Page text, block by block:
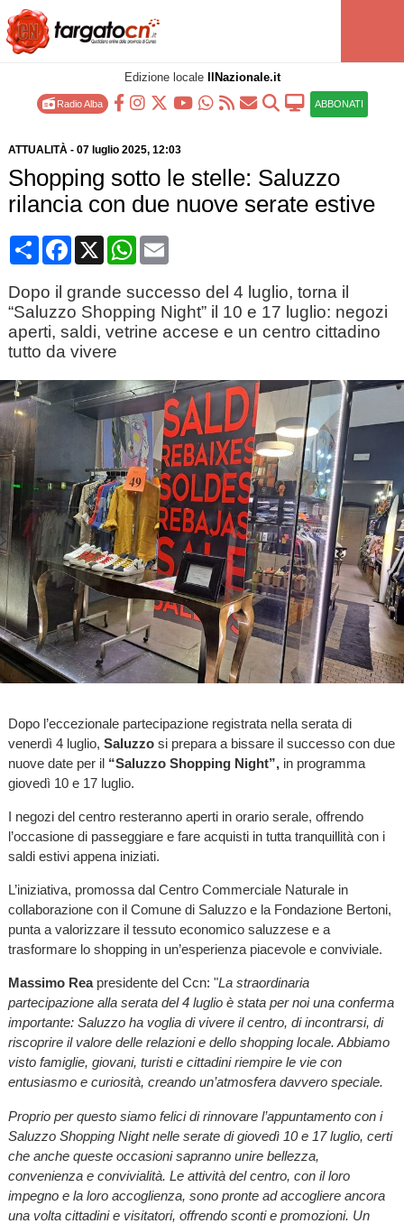
Edizione locale IlNazionale.it
Radio Alba ABBONATI
ATTUALITÀ- 07 luglio 2025, 12:03
Shopping sotto le stelle: Saluzzo
rilancia con due nuove serate estive
CondividiFacebook
X WhatsApp
Email
Dopo il grande successo del 4 luglio, torna il
“Saluzzo Shopping Night” il 10 e 17 luglio: negozi
aperti, saldi, vetrine accese e un centro cittadino
tutto da vivere
Dopo l’eccezionale partecipazione registrata nella serata di
venerdì 4 luglio, Saluzzosi prepara a bissare il successo con due
nuove date per il “Saluzzo Shopping Night”,in programma
giovedì 10 e 17 luglio.
I negozi del centro resteranno aperti in orario serale, offrendo
l’occasione di passeggiare e fare acquisti in tutta tranquillità con i
saldi estivi appena iniziati.
L’iniziativa, promossa dal Centro Commerciale Naturale in
collaborazione con il Comune di Saluzzo e la Fondazione Bertoni,
punta a valorizzare il tessuto economico saluzzese e a
trasformare lo shopping in un’esperienza piacevole e conviviale.
Massimo Reapresidente del Ccn: "La straordinaria
partecipazione alla serata del 4 luglio è stata per noi una conferma
importante: Saluzzo ha voglia di vivere il centro, di incontrarsi, di
riscoprire il valore delle relazioni e dello shopping locale. Abbiamo
visto famiglie, giovani, turisti e cittadini riempire le vie con
entusiasmo e curiosità, creando un’atmosfera davvero speciale.
Proprio per questo siamo felici di rinnovare l’appuntamento con i
Saluzzo Shopping Night nelle serate di giovedì 10 e 17 luglio, certi
che anche queste occasioni sapranno unire bellezza,
convenienza e convivialità. Le attività del centro, con il loro
impegno e la loro accoglienza, sono pronte ad accogliere ancora
una volta cittadini e visitatori, offrendo sconti e promozioni. Un